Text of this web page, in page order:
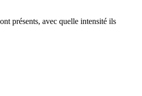
présents, avec quelle intensité ils